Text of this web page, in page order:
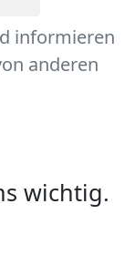
informieren
anderen
wichtig.